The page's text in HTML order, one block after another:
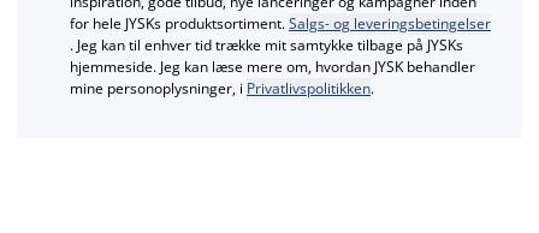
for hele JYSKs produktsortiment.Salgs- og leveringsbetingelser
. Jeg kan til enhver tid trække mit samtykke tilbage på JYSKs
hjemmeside. Jeg kan læse mere om, hvordan JYSK behandler
mine personoplysninger, i Privatlivspolitikken.